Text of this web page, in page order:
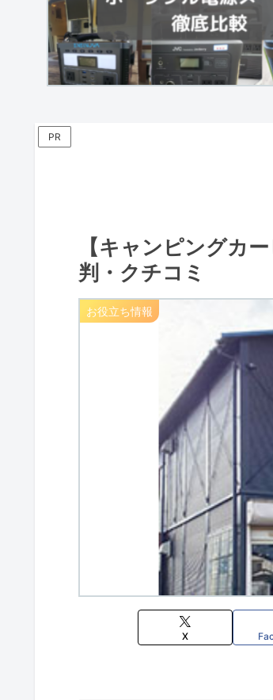
PR
【キャンピングカ
判・クチコミ
お役立ち情報
X